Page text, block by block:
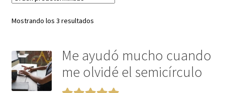
Mostrando los 3 resultados
Me ayudó mucho cuando
me olvidé el semicírculo